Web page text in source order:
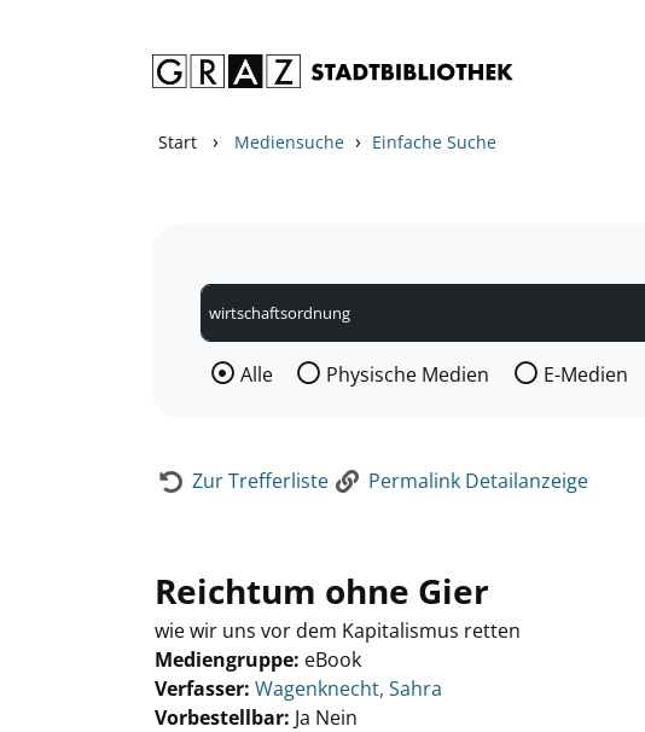
Start › Mediensuche › Einfache Suche
Wählen Sie die Medienart nach der Sie suchen
Alle Physische Medien E-Medien
Zur Trefferliste Permalink Detailanzeige
Reichtum ohne Gier
wie wir uns vor dem Kapitalismus retten
Mediengruppe: eBook
Verfasser: Suche nach diesem Verfasser
Wagenknecht, Sahra
Vorbestellbar: Ja Nein